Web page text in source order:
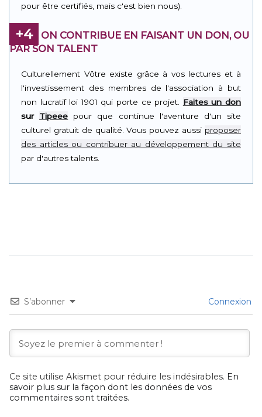
pour être certifiés, mais c'est bien nous).
+4
ON CONTRIBUE EN FAISANT UN DON, OU
PAR SON TALENT
Culturellement Vôtre existe grâce à vos lectures et à
l'investissement des membres de l'association à but
non lucratif loi 1901 qui porte ce projet. Faites un don
sur Tipeee pour que continue l'aventure d'un site
culturel gratuit de qualité. Vous pouvez aussi proposer
des articles ou contribuer au développement du site
par d'autres talents.
S’abonner Connexion
Ce site utilise Akismet pour réduire les indésirables. En
savoir plus sur la façon dont les données de vos
commentaires sont traitées.